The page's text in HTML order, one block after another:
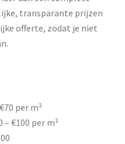
transparante prijzen
offerte, zodat je niet
per m²
€100 per m²